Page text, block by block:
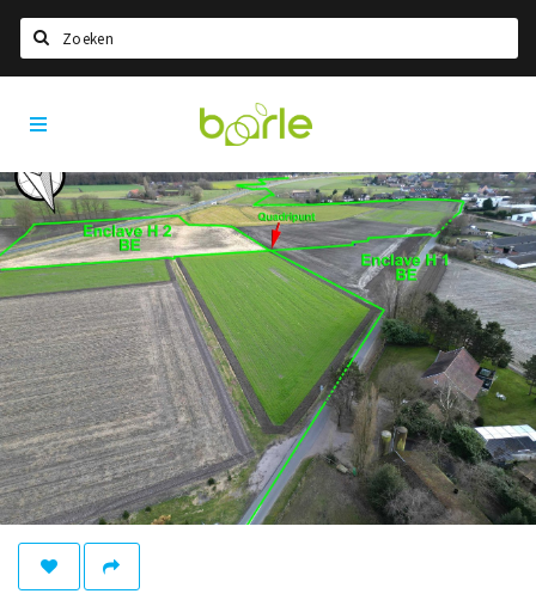
Home
Informatie
Over Baarle
Geschiedenis
Visit Baarle Shop
Enclavebon
Nieuws
Agenda
Deals
Eten
Visit
Baarle